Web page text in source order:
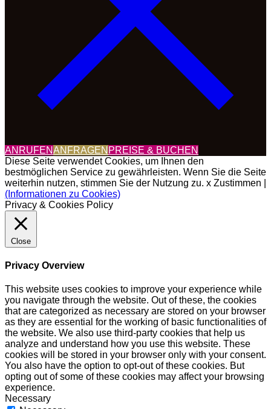
ANRUFENANFRAGEN PREISE & BUCHEN
Diese Seite verwendet Cookies, um Ihnen den
bestmöglichen Service zu gewährleisten. Wenn Sie die Seite
weiterhin nutzen, stimmen Sie der Nutzung zu. x Zustimmen
(Informationen zu Cookies)
Privacy & Cookies Policy
Close
Privacy Overview
This website uses cookies to improve your experience while
you navigate through the website. Out of these, the cookies
that are categorized as necessary are stored on your browser
as they are essential for the working of basic functionalities of
the website. We also use third-party cookies that help us
analyze and understand how you use this website. These
cookies will be stored in your browser only with your consent.
You also have the option to opt-out of these cookies. But
opting out of some of these cookies may affect your browsing
experience.
Necessary